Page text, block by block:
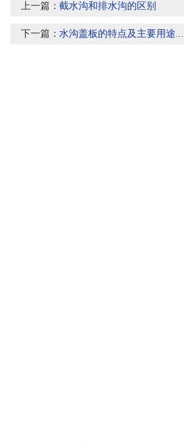
上一篇：截水沟和排水沟的区别
下一篇：水沟盖板的特点及主要用途...